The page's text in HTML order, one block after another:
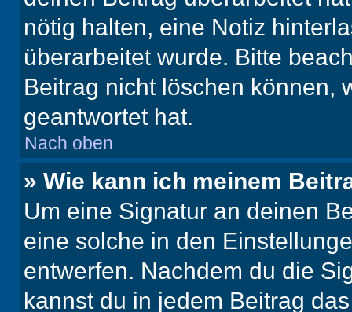
nötig halten, eine Notiz
überarbeitet wurde. Bitte
Beitrag nicht löschen können,
geantwortet hat.
Nach oben
» Wie kann ich meinem
Um eine Signatur an deinen
eine solche in den
entwerfen. Nachdem du die
kannst du in jedem Beitrag